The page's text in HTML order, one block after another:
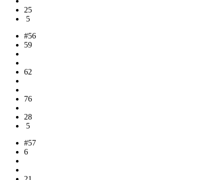
25
5
#56
59
62
76
28
5
#57
6